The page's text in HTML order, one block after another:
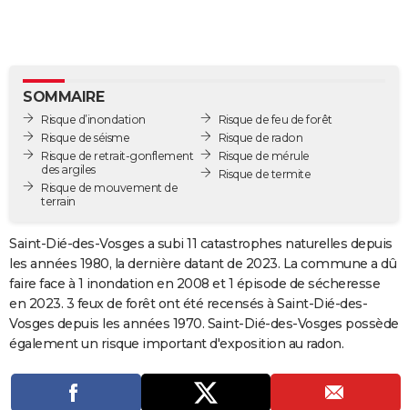
BONS PLANS
CARTE DE VOEUX
Carte de Noël
Carte Bonne année
Carte Saint-Valentin
Carte Pâques
Carte d'anniversaire
DICTIONNAIRE
Dictionnaire
Biographies
Citations
Expressions
Proverbes
PROGRAMME TV
COPAINS D'AVANT
S'inscrire
Se connecter
Lycées
Collèges
Primaires
Universités
Entreprises
Service militaire
Avis de recherche
AVIS DE DÉCÈS
FORUM
Bricolage
Lifestyle
Culture
Sport
Auto
Television
Voyage
Cinema
SOMMAIRE
Risque d’inondation
Risque de séisme
Risque de retrait-gonflement
des argiles
Risque de mouvement de
terrain
Risque de feu de forêt
Risque de radon
Risque de mérule
Risque de termite
Saint-Dié-des-Vosges a subi 11 catastrophes naturelles depuis
les années 1980, la dernière datant de 2023. La commune a dû
faire face à 1 inondation en 2008 et 1 épisode de sécheresse
en 2023. 3 feux de forêt ont été recensés à Saint-Dié-des-
Vosges depuis les années 1970. Saint-Dié-des-Vosges possède
également un risque important d'exposition au radon.